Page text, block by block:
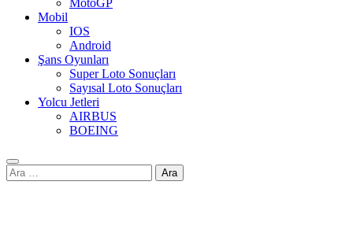
MotoGP
Mobil
IOS
Android
Şans Oyunları
Super Loto Sonuçları
Sayısal Loto Sonuçları
Yolcu Jetleri
AIRBUS
BOEING
Arama: